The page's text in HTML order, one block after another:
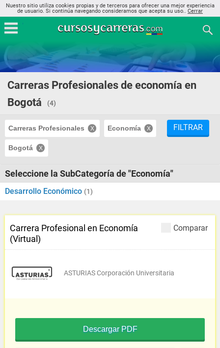
Nuestro sitio utiliza cookies propias y de terceros para ofrecer una mejor experiencia
de usuario. Si continúa navegando consideramos que acepta su uso.. Cerrar
Carreras Profesionales de economía en
Bogotá
(4)
Carreras Profesionales Economía
Bogotá
FILTRAR
Seleccione la SubCategoría de "Economía"
Desarrollo Económico (1)
Comparar
Carrera Profesional en Economía
(Virtual)
ASTURIAS Corporación Universitaria
Descargar PDF